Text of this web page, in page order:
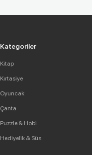
Kategoriler
Kitap
Kırtasiye
Oyuncak
Çanta
Puzzle & Hobi
Hediyelik & Süs